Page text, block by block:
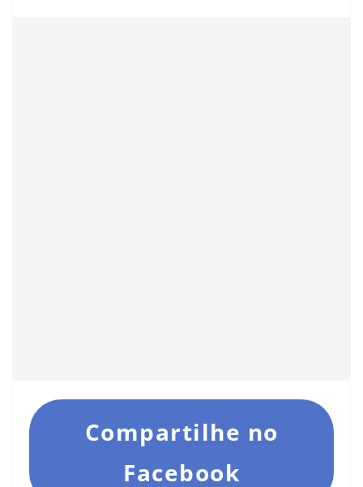
Compartilhe no
Facebook